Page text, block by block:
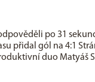
po 31
přidal gól na 4:1
duo Matyáš